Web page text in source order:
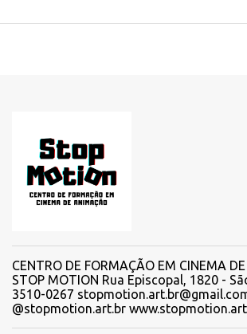
CENTRO DE FORMAÇÃO EM CINEMA
STOP MOTION Rua Episcopal, 1820 -
3510-0267
@stopmotion.art.br